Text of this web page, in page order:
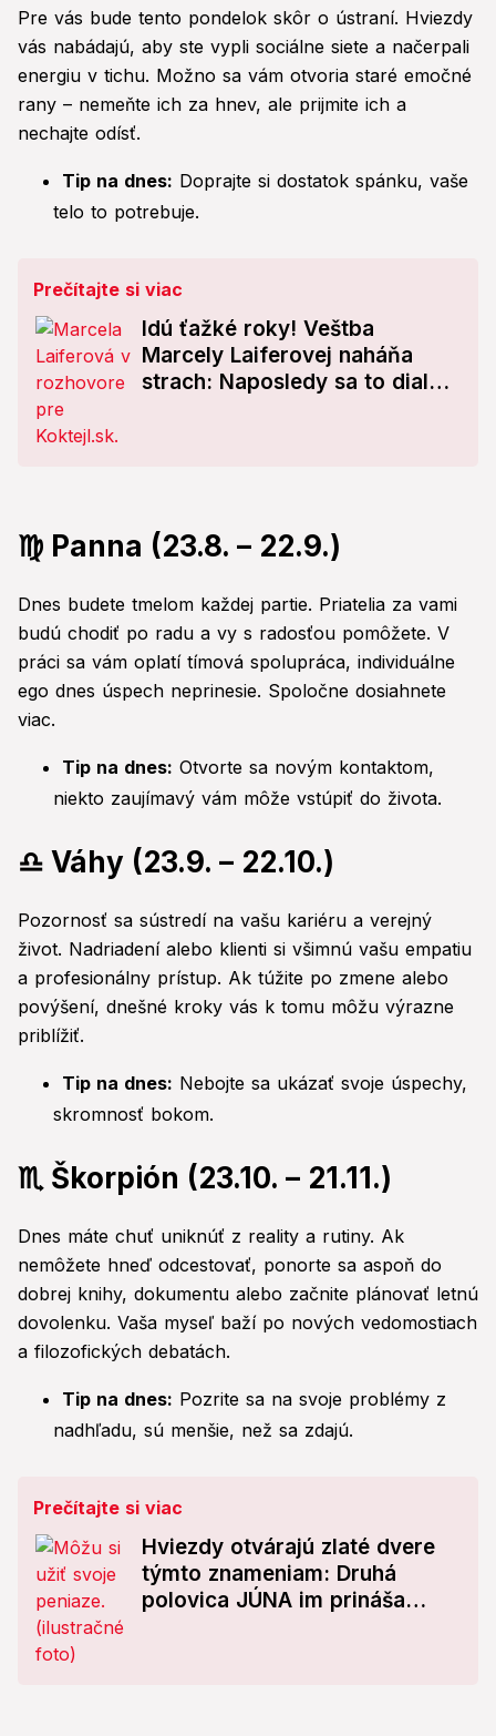
Pre vás bude tento pondelok skôr o ústraní. Hviezdy
vás nabádajú, aby ste vypli sociálne siete a načerpali
energiu v tichu. Možno sa vám otvoria staré emočné
rany – nemeňte ich za hnev, ale prijmite ich a
nechajte odísť.
Tip na dnes: Doprajte si dostatok spánku, vaše
telo to potrebuje.
Prečítajte si viac
Idú ťažké roky! Veštba
Marcely Laiferovej naháňa
strach: Naposledy sa to dialo
♍ Panna (23.8. – 22.9.)
Dnes budete tmelom každej partie. Priatelia za vami
budú chodiť po radu a vy s radosťou pomôžete. V
práci sa vám oplatí tímová spolupráca, individuálne
ego dnes úspech neprinesie. Spoločne dosiahnete
viac.
Tip na dnes: Otvorte sa novým kontaktom,
niekto zaujímavý vám môže vstúpiť do života.
♎ Váhy (23.9. – 22.10.)
Pozornosť sa sústredí na vašu kariéru a verejný
život. Nadriadení alebo klienti si všimnú vašu empatiu
a profesionálny prístup. Ak túžite po zmene alebo
povýšení, dnešné kroky vás k tomu môžu výrazne
priblížiť.
Tip na dnes: Nebojte sa ukázať svoje úspechy,
skromnosť bokom.
♏ Škorpión (23.10. – 21.11.)
Dnes máte chuť uniknúť z reality a rutiny. Ak
nemôžete hneď odcestovať, ponorte sa aspoň do
dobrej knihy, dokumentu alebo začnite plánovať letnú
dovolenku. Vaša myseľ baží po nových vedomostiach
a filozofických debatách.
Tip na dnes: Pozrite sa na svoje problémy z
nadhľadu, sú menšie, než sa zdajú.
Prečítajte si viac
Hviezdy otvárajú zlaté dvere
týmto znameniam: Druhá
polovica JÚNA im prináša